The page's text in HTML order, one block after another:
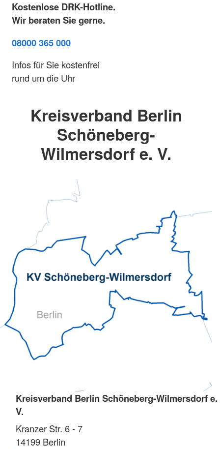
Kostenlose DRK-Hotline.
Wir beraten Sie gerne.
08000 365 000
Infos für Sie kostenfrei
rund um die Uhr
Kreisverband Berlin
Schöneberg-
Wilmersdorf e. V.
Kreisverband Berlin Schöneberg-Wilmersdorf e.
V.
Kranzer Str. 6 - 7
14199 Berlin